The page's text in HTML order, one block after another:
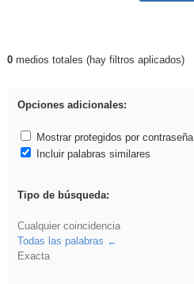
Resultados de: EvAU
0medios totales (hay filtros aplicados)
Opciones adicionales:
Mostrar protegidos por contraseña
Incluir palabras similares
Tipo de búsqueda:
Cualquier coincidencia
Todas las palabras
Exacta